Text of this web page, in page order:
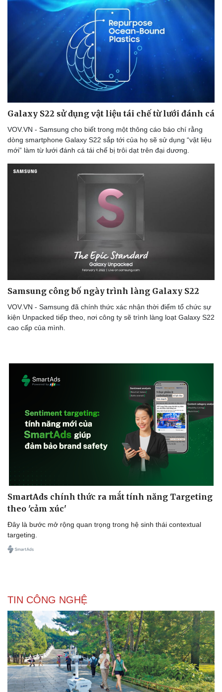
Thế giới thể thao
Tư vấn
Doanh nghiệp
Thông tin doanh nghiệp
Doanh nghiệp 24h
Công nghệ
Sành điệu
Tin Công nghệ
Galaxy S22 sử dụng vật liệu tái chế từ lưới đánh cá
VOV.VN - Samsung cho biết trong một thông cáo báo chí rằng
dòng smartphone Galaxy S22 sắp tới của họ sẽ sử dụng “vật liệu
mới” làm từ lưới đánh cá tái chế bị trôi dạt trên đại dương.
Samsung công bố ngày trình làng Galaxy S22
VOV.VN - Samsung đã chính thức xác nhận thời điểm tổ chức sự
kiện Unpacked tiếp theo, nơi công ty sẽ trình làng loạt Galaxy S22
cao cấp của mình.
SmartAds chính thức ra mắt tính năng Targeting
theo 'cảm xúc'
Đây là bước mở rộng quan trọng trong hệ sinh thái contextual
targeting.
TIN CÔNG NGHỆ